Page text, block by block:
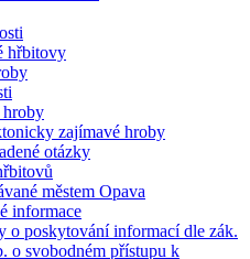
hřbitovy
hroby
zajímavé hroby
otázky
městem Opava
informace
o poskytování informací dle zák.
o svobodném přístupu k